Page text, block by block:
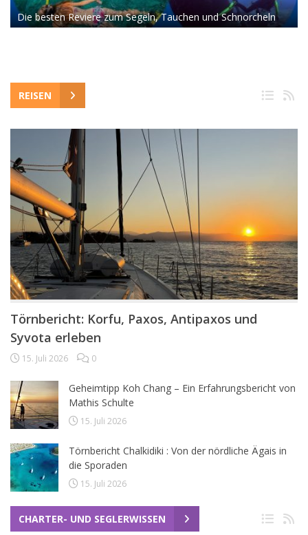
Die besten Reviere zum Segeln, Tauchen und Schnorcheln
REISEN
Törnbericht: Korfu, Paxos, Antipaxos und
Syvota erleben
15. Juli 2026 0
Geheimtipp Koh Chang – Ein Erfahrungsbericht von
Mathis Schulte
15. Juli 2026
Törnbericht Chalkidiki : Von der nördliche Ägais in
die Sporaden
15. Juli 2026
CHARTER- UND SEGLERWISSEN